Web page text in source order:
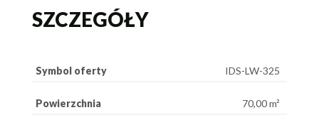
SZCZEGÓŁY
Symbol oferty IDS-LW-325
Powierzchnia 70,00 m²